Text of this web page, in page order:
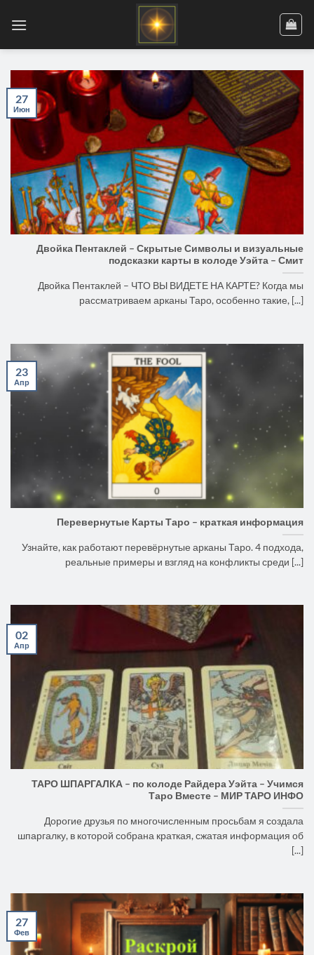
Двойка Пентаклей – Скрытые Символы и визуальные
подсказки карты в колоде Уэйта – Смит
Двойка Пентаклей – ЧТО ВЫ ВИДЕТЕ НА КАРТЕ? Когда мы
рассматриваем арканы Таро, особенно такие, [...]
27
Июн
Перевернутые Карты Таро – краткая информация
Узнайте, как работают перевёрнутые арканы Таро. 4 подхода,
реальные примеры и взгляд на конфликты среди [...]
23
Апр
ТАРО ШПАРГАЛКА – по колоде Райдера Уэйта – Учимся
Таро Вместе – МИР ТАРО ИНФО
Дорогие друзья по многочисленным просьбам я создала
шпаргалку, в которой собрана краткая, сжатая информация об
[...]
02
Апр
27
Фев